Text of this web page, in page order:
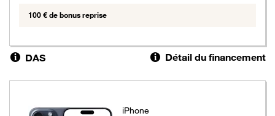
100 € de bonus reprise
DAS Détail du financement
iPhone